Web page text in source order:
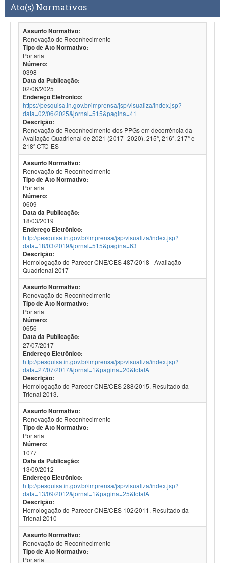
Ato(s) Normativos
Assunto Normativo:
Renovação de Reconhecimento
Tipo de Ato Normativo:
Portaria
Número:
0398
Data da Publicação:
02/06/2025
Endereço Eletrônico:
https://pesquisa.in.gov.br/imprensa/jsp/visualiza/index.jsp?
data=02/06/2025&jornal=515&pagina=41
Descrição:
Renovação de Reconhecimento dos PPGs em decorrência da
Avaliação Quadrienal de 2021 (2017- 2020). 215ª, 216ª, 217ª e
218ª CTC-ES
Assunto Normativo:
Renovação de Reconhecimento
Tipo de Ato Normativo:
Portaria
Número:
0609
Data da Publicação:
18/03/2019
Endereço Eletrônico:
http://pesquisa.in.gov.br/imprensa/jsp/visualiza/index.jsp?
data=18/03/2019&jornal=515&pagina=63
Descrição:
Homologação do Parecer CNE/CES 487/2018 - Avaliação
Quadrienal 2017
Assunto Normativo:
Renovação de Reconhecimento
Tipo de Ato Normativo:
Portaria
Número:
0656
Data da Publicação:
27/07/2017
Endereço Eletrônico:
http://pesquisa.in.gov.br/imprensa/jsp/visualiza/index.jsp?
data=27/07/2017&jornal=1&pagina=20&totalA
Descrição:
Homologação do Parecer CNE/CES 288/2015. Resultado da
Trienal 2013.
Assunto Normativo:
Renovação de Reconhecimento
Tipo de Ato Normativo:
Portaria
Número:
1077
Data da Publicação:
13/09/2012
Endereço Eletrônico:
http://pesquisa.in.gov.br/imprensa/jsp/visualiza/index.jsp?
data=13/09/2012&jornal=1&pagina=25&totalA
Descrição:
Homologação do Parecer CNE/CES 102/2011. Resultado da
Trienal 2010
Assunto Normativo:
Renovação de Reconhecimento
Tipo de Ato Normativo:
Portaria